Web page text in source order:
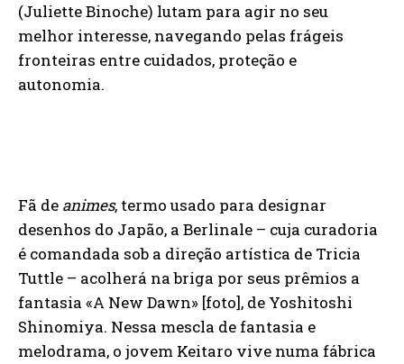
(Juliette Binoche) lutam para agir no seu
melhor interesse, navegando pelas frágeis
fronteiras entre cuidados, proteção e
autonomia.
Fã de animes, termo usado para designar
desenhos do Japão, a Berlinale – cuja curadoria
é comandada sob a direção artística de Tricia
Tuttle – acolherá na briga por seus prêmios a
fantasia «A New Dawn» [foto], de Yoshitoshi
Shinomiya. Nessa mescla de fantasia e
melodrama, o jovem Keitaro vive numa fábrica